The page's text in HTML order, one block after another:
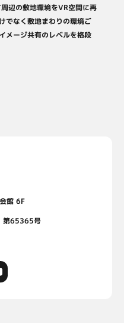
辺の敷地環境をVR空間に再
でなく敷地まわりの環境ご
メージ共有のレベルを格段
館 6F
第65365号